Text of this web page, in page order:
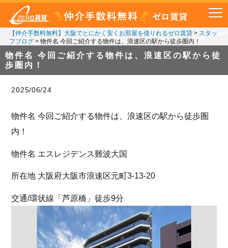
【仲介手数料無料】大阪でとにかく安くお部屋を借りれるゼロ賃貸> スタッ
フブログ> 物件名 今回ご紹介する物件は、浪速区の駅から徒歩圏内！
物件名 今回ご紹介する物件は、浪速区の駅から徒
歩圏内！
2025/06/24
物件名 今回ご紹介する物件は、浪速区の駅から徒歩圏
内！
物件名 エスレジデンス難波大国
所在地 大阪府大阪市浪速区元町3-13-20
交通/環状線「芦原橋」徒歩9分